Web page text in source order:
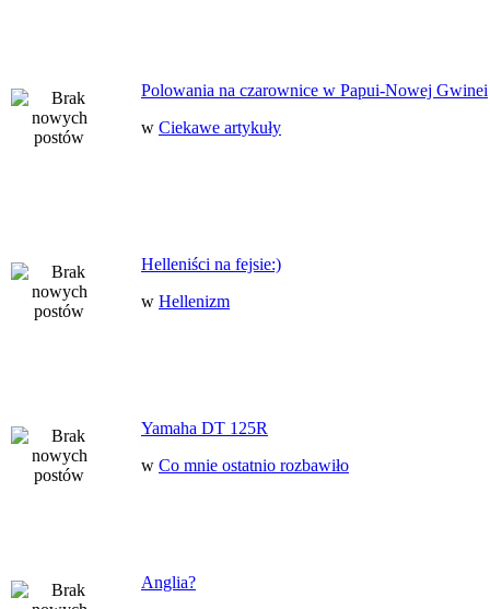
Polowania na czarownice w Papui-Nowej Gwinei
w Ciekawe artykuły
Helleniści na fejsie:)
w Hellenizm
Yamaha DT 125R
w Co mnie ostatnio rozbawiło
Anglia?